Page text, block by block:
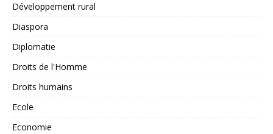
Développement rural
Diaspora
Diplomatie
Droits de l'Homme
Droits humains
Ecole
Economie